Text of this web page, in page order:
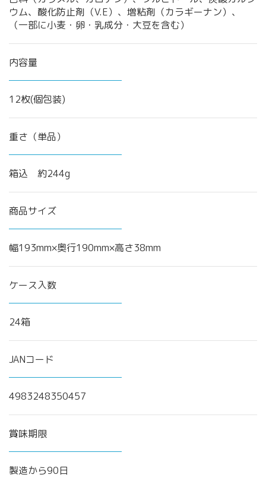
ウム、酸化防止剤（V.E）、増粘剤（カラギーナン）、
（一部に小麦・卵・乳成分・大豆を含む）
内容量
12枚(個包装)
重さ（単品）
箱込 約244g
商品サイズ
幅193mm×奥行190mm×高さ38mm
ケース入数
24箱
JANコード
4983248350457
賞味期限
製造から90日